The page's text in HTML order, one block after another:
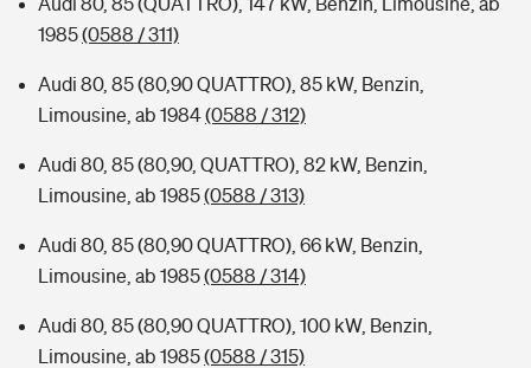
1985(0588 / 311)
Audi 80, 85 (80,90 QUATTRO), 85 kW, Benzin,
Limousine, ab 1984(0588 / 312)
Audi 80, 85 (80,90, QUATTRO), 82 kW, Benzin,
Limousine, ab 1985(0588 / 313)
Audi 80, 85 (80,90 QUATTRO), 66 kW, Benzin,
Limousine, ab 1985(0588 / 314)
Audi 80, 85 (80,90 QUATTRO), 100 kW, Benzin,
Limousine, ab 1985(0588 / 315)